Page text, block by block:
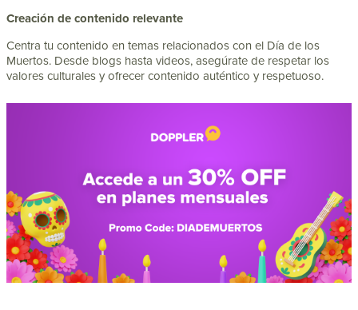
Creación de contenido relevante
Centra tu contenido en temas relacionados con el Día de los
Muertos. Desde blogs hasta videos, asegúrate de respetar los
valores culturales y ofrecer contenido auténtico y respetuoso.